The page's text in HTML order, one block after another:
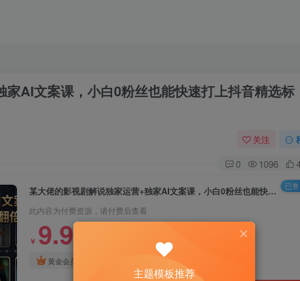
AI文案课，小白0粉丝也能快速打上抖音精选标
关注
0 1096
某大佬的影视剧解说独家运营+独家AI文案课，小白0粉丝也能快速打上抖音精选标签、吃到收益翻倍福利
此内容为付费资源，请付费后查看
￥ 9.9
黄金会员 免费
已
主题模板推荐